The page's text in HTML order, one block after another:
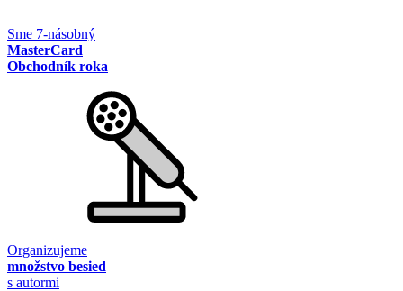
Sme 7-násobný
MasterCard
Obchodník roka
Organizujeme
množstvo besied
s autormi